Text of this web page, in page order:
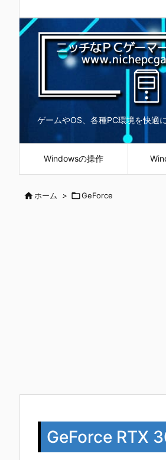
ゲームやOS、各種PC環境を快適
Windowsの操作
ホーム > GeForce
GeForce RTX